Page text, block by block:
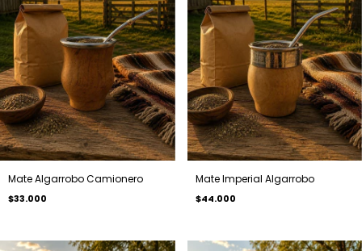
Mate Algarrobo Camionero
$33.000
Mate Imperial Algarrobo
$44.000